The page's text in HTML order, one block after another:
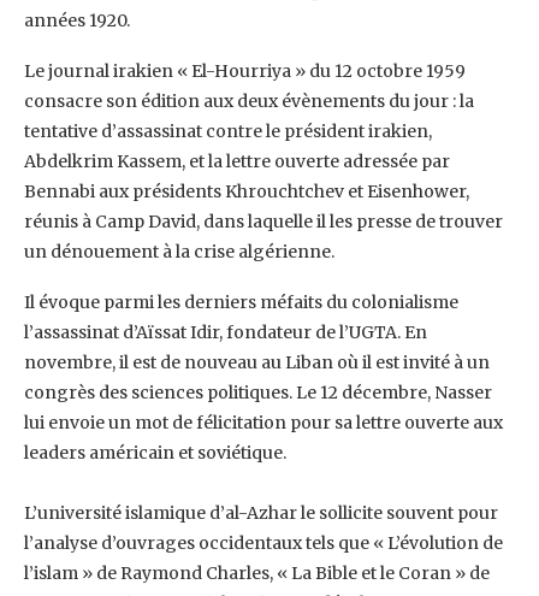
‎années 1920. ‎
Le journal irakien « El-Hourriya » du 12 octobre 1959
consacre son édition aux deux ‎évènements du jour : la
tentative d’assassinat contre le président irakien,
Abdelkrim Kassem, et ‎la lettre ouverte adressée par
Bennabi aux présidents Khrouchtchev et Eisenhower,
réunis à ‎Camp David, dans laquelle il les presse de trouver
un dénouement à la crise algérienne.
Il ‎évoque parmi les derniers méfaits du colonialisme
l’assassinat d’Aïssat Idir, fondateur de ‎l’UGTA. En
novembre, il est de nouveau au Liban où il est invité à un
congrès des sciences ‎politiques. Le 12 décembre, Nasser
lui envoie un mot de félicitation pour sa lettre ouverte aux
‎leaders américain et soviétique.
L’université islamique d’al-Azhar le sollicite souvent pour
l’analyse d’ouvrages occidentaux tels ‎que « L’évolution de
l’islam » de Raymond Charles, « La Bible et le Coran » de